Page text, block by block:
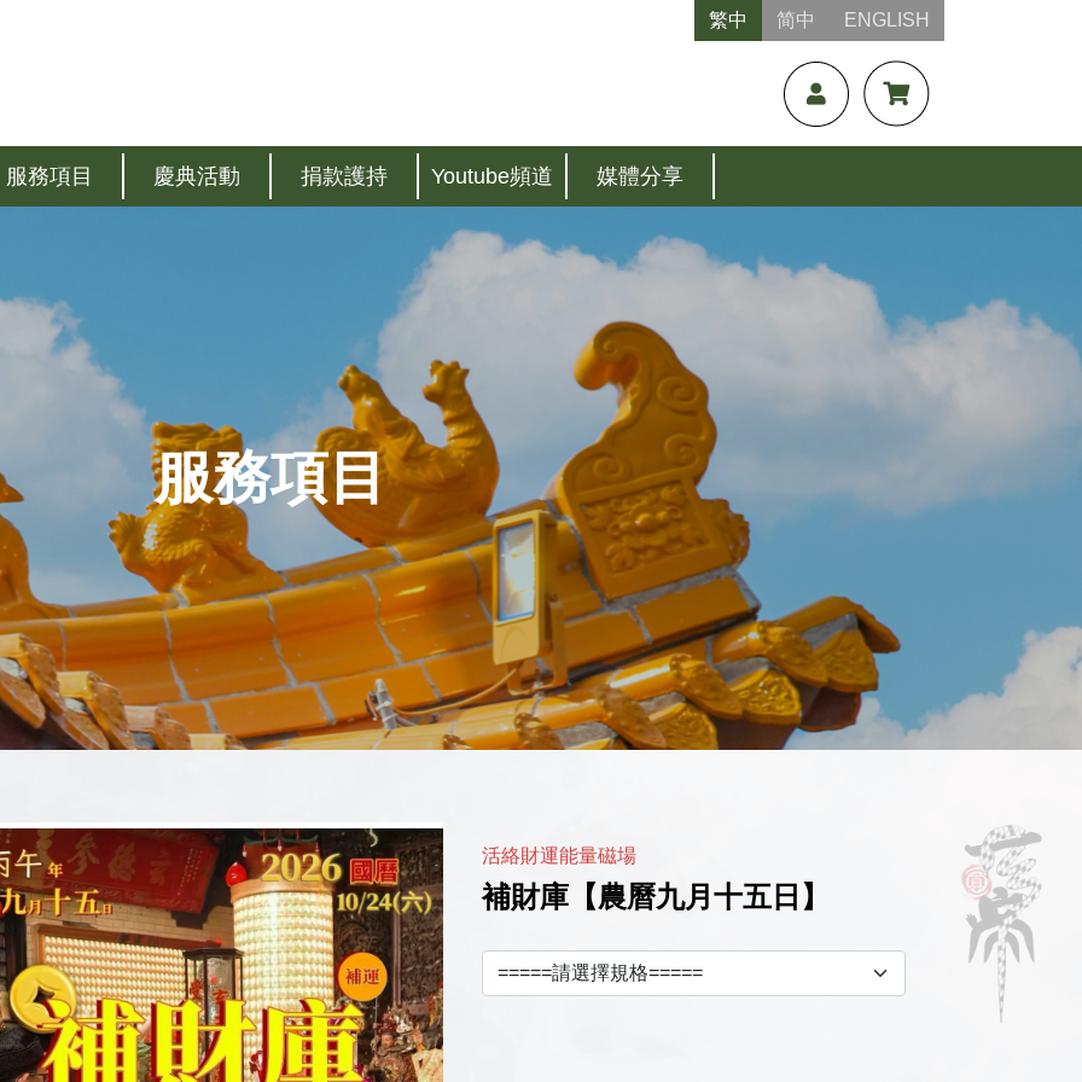
繁中 简中 ENGLISH
服務項目 慶典活動 捐款護持 Youtube頻道 媒體分享
服務項目
活絡財運能量磁場
補財庫【農曆九月十五日】